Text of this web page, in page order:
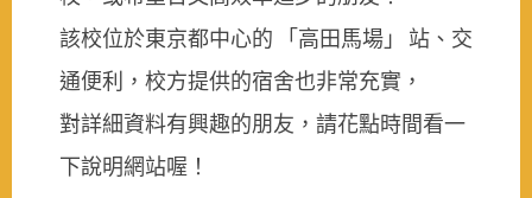
該校位於東京都中心的 「高田馬場」 站、交
通便利，校方提供的宿舍也非常充實，
對詳細資料有興趣的朋友，請花點時間看一
下說明網站喔！